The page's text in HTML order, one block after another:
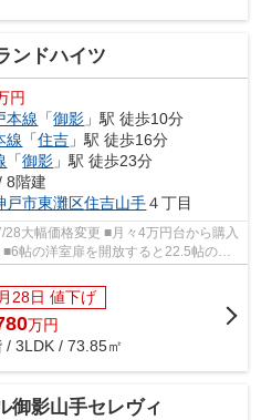
ンドハイツ
円
本線 「御影 」駅 徒歩10分
線 「住吉 」駅 徒歩16分
「御影 」駅 徒歩23分
8階建
戸市東灘区住吉山手４丁目
28大幅価格変更 ■月々4万円台から購入
帖の洋室扉を開放すると22.5帖の
眺...
28日 値下げ
万円
/ 3LDK / 73.85㎡
御影山手セレヴィ